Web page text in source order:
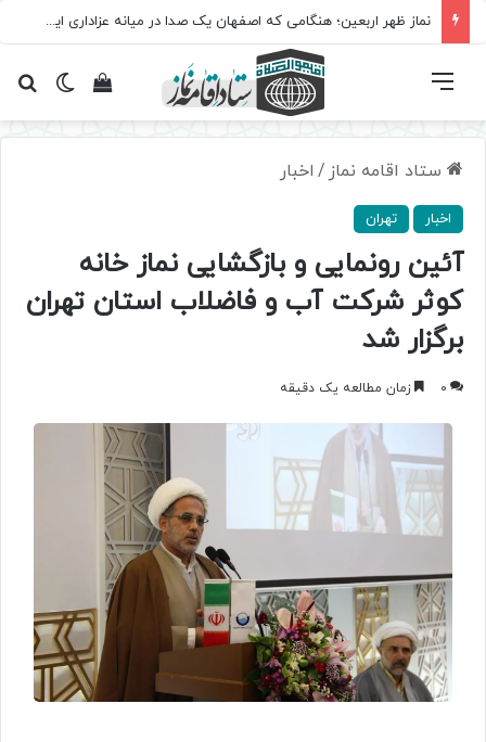
نماز ظهر اربعین؛ هنگامی که اصفهان یک صدا در میانه عزاداری ایستاد
تغییرمشاهده فهرست
ستاد اقامه نماز / اخبار
اخبار تهران
آئین رونمایی و بازگشایی نماز خانه
کوثر شرکت آب و فاضلاب استان تهران
برگزار شد
0 زمان مطالعه یک دقیقه